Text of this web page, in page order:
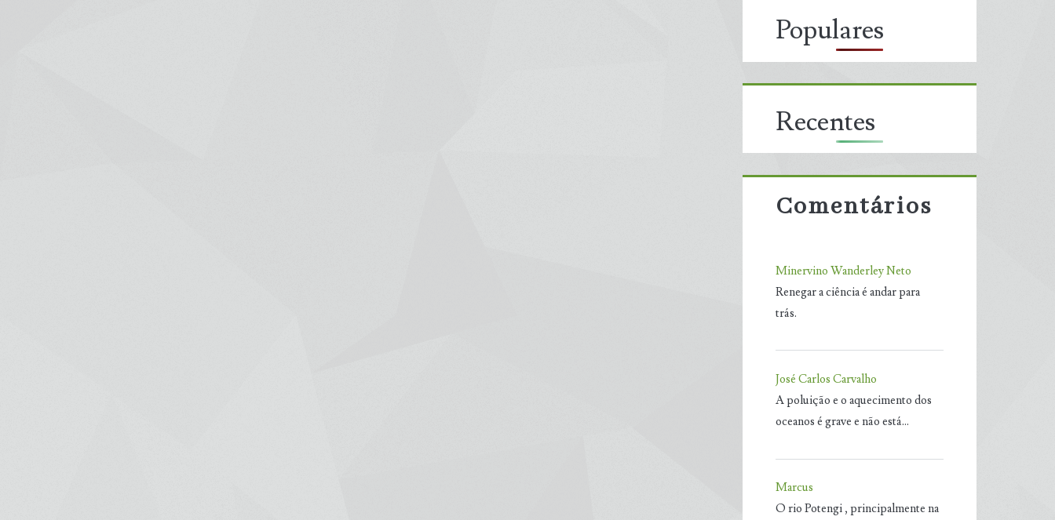
Populares
Recentes
Comentários
Minervino Wanderley Neto
Renegar a ciência é andar para
trás.
José Carlos Carvalho
A poluição e o aquecimento dos
oceanos é grave e não está…
Marcus
O rio Potengi , principalmente na